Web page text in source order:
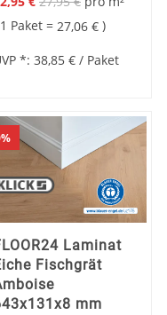
1 Paket = Sonderangebot
27,06 €
*: 38,85 € / Paket
Laminat
Fischgrät
mm